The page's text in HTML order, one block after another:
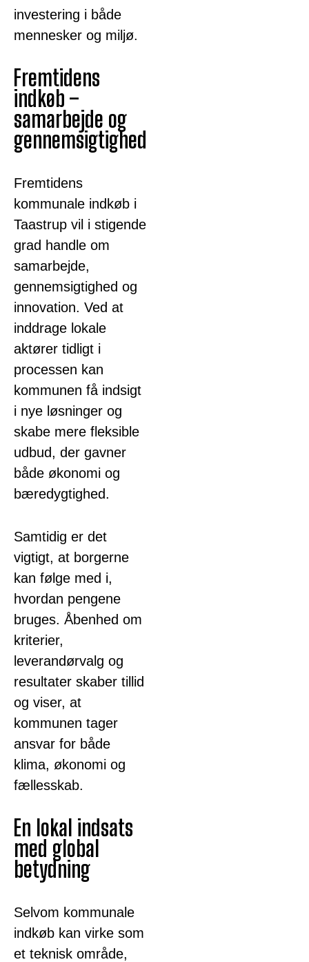
investering i både
mennesker og miljø.
Fremtidens
indkøb –
samarbejde og
gennemsigtighed
Fremtidens
kommunale indkøb i
Taastrup vil i stigende
grad handle om
samarbejde,
gennemsigtighed og
innovation. Ved at
inddrage lokale
aktører tidligt i
processen kan
kommunen få indsigt
i nye løsninger og
skabe mere fleksible
udbud, der gavner
både økonomi og
bæredygtighed.
Samtidig er det
vigtigt, at borgerne
kan følge med i,
hvordan pengene
bruges. Åbenhed om
kriterier,
leverandørvalg og
resultater skaber tillid
og viser, at
kommunen tager
ansvar for både
klima, økonomi og
fællesskab.
En lokal indsats
med global
betydning
Selvom kommunale
indkøb kan virke som
et teknisk område,